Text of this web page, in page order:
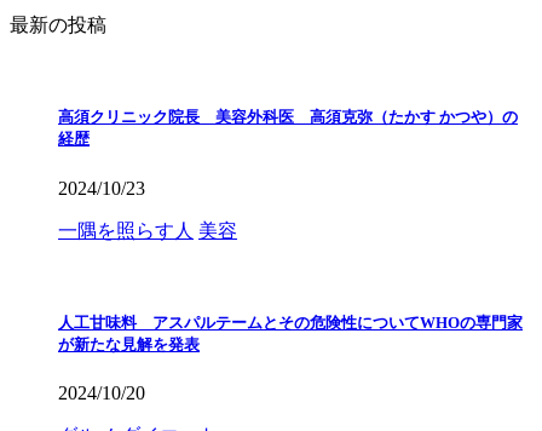
最新の投稿
高須クリニック院長 美容外科医 高須克弥（たかす かつや）の
経歴
2024/10/23
一隅を照らす人 美容
人工甘味料 アスパルテームとその危険性についてWHOの専門家
が新たな見解を発表
2024/10/20